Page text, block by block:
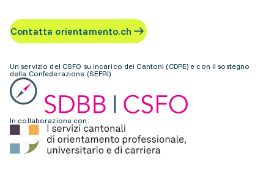
Contatta orientamento.ch
Un servizio del CSFO su incarico dei Cantoni (CDPE) e con il sostegno
della Confederazione (SEFRI)
In collaborazione con: